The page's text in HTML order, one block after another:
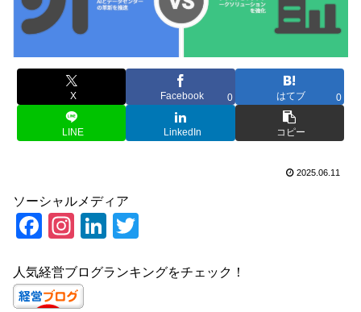
X Facebook 0 はてブ 0
LINE LinkedIn コピー
2025.06.11
ソーシャルメディア
F
c
e
In
a
gr
Li
k
tt
人気経営ブログランキングをチェック！